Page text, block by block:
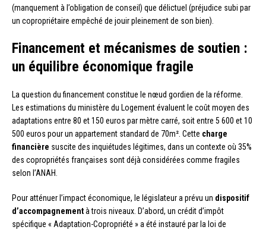
(manquement à l’obligation de conseil) que délictuel (préjudice subi par
un copropriétaire empêché de jouir pleinement de son bien).
Financement et mécanismes de soutien :
un équilibre économique fragile
La question du financement constitue le nœud gordien de la réforme.
Les estimations du ministère du Logement évaluent le coût moyen des
adaptations entre 80 et 150 euros par mètre carré, soit entre 5 600 et 10
500 euros pour un appartement standard de 70m². Cette charge
financière suscite des inquiétudes légitimes, dans un contexte où 35%
des copropriétés françaises sont déjà considérées comme fragiles
selon l’ANAH.
Pour atténuer l’impact économique, le législateur a prévu un dispositif
d’accompagnementà trois niveaux. D’abord, un crédit d’impôt
spécifique « Adaptation-Copropriété » a été instauré par la loi de